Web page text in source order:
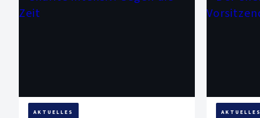
AKTUELLES AKTUELLES